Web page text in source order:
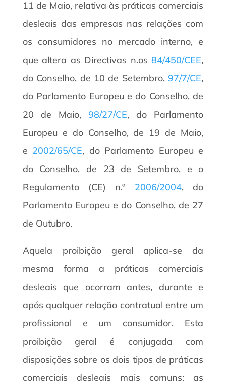
11 de Maio, relativa às práticas comerciais
desleais das empresas nas relações com
os consumidores no mercado interno, e
que altera as Directivas n.os84/450/CEE,
do Conselho, de 10 de Setembro,97/7/CE,
do Parlamento Europeu e do Conselho, de
20 de Maio,98/27/CE, do Parlamento
Europeu e do Conselho, de 19 de Maio,
e 2002/65/CE, do Parlamento Europeu e
do Conselho, de 23 de Setembro, e o
Regulamento (CE) n.º 2006/2004, do
Parlamento Europeu e do Conselho, de 27
de Outubro.
Aquela proibição geral aplica-se da
mesma forma a práticas comerciais
desleais que ocorram antes, durante e
após qualquer relação contratual entre um
profissional e um consumidor. Esta
proibição geral é conjugada com
disposições sobre os dois tipos de práticas
comerciais desleais mais comuns: as